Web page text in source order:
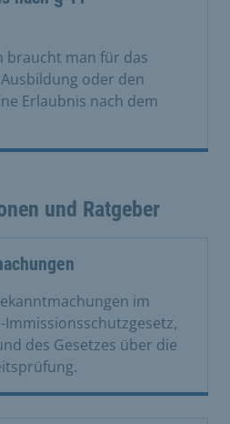
braucht man für das
oder den
Erlaubnis nach dem
und Ratgeber
im
Immissionsschutzgesetz,
des Gesetzes über die